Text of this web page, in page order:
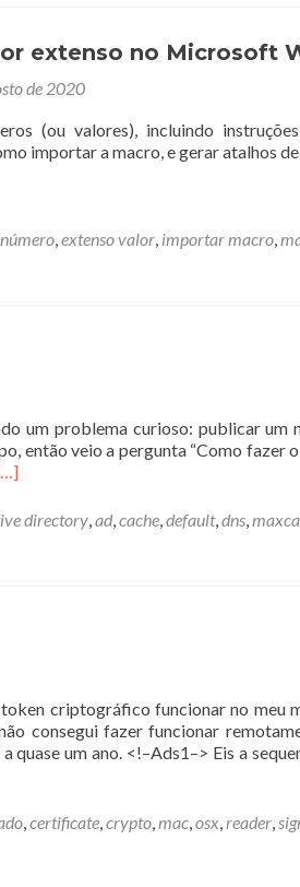
na
OCI
extenso no Microsoft
de 2020
(ou valores), incluindo
importar a macro, e gerar atalhos
,extenso valor, importar macro,
um problema curioso: publicar um
então veio a pergunta “Como fazer
directory,ad,cache,default,dns,
criptográfico funcionar no meu
consegui fazer funcionar
um ano. <!–Ads1–> Eis a
,certificate,crypto,mac,osx,reader,